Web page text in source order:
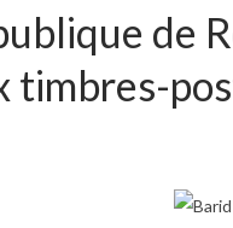
timbres-